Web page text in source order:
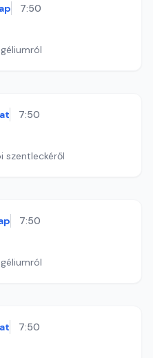
7:50
7:50
szentleckéről
7:50
7:50